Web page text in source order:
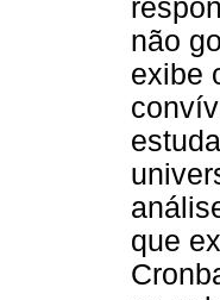
não
exibe
que